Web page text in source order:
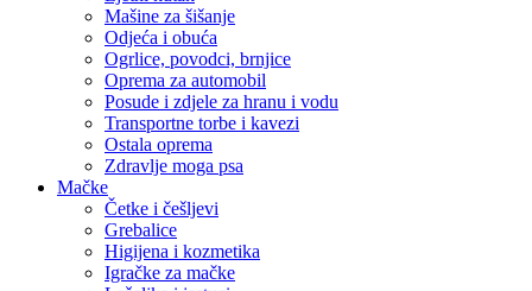
Mašine za šišanje
Odjeća i obuća
Ogrlice, povodci, brnjice
Oprema za automobil
Posude i zdjele za hranu i vodu
Transportne torbe i kavezi
Ostala oprema
Zdravlje moga psa
Mačke
Četke i češljevi
Grebalice
Higijena i kozmetika
Igračke za mačke